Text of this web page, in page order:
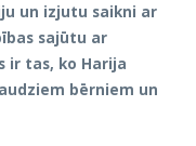
un izjutu saikni ar
sajūtu ar
ir tas, ko Harija
bērniem un